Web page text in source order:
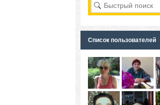
Список пользователей